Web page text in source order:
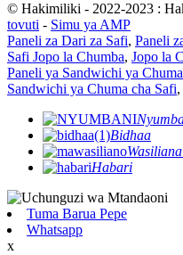
© Hakimiliki - 2022-2023 :
tovuti - Simu ya AMP
Paneli za Dari za Safi, Paneli
Safi Jopo la Chumba, Jopo la
Paneli ya Sandwichi ya
Sandwichi ya Chuma cha Safi,
Bidhaa
Habari
Tuma Barua Pepe
Whatsapp
x